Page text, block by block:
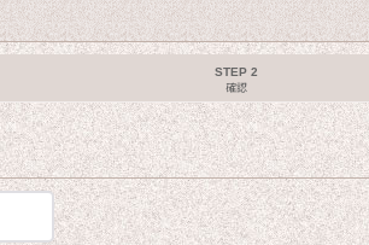
STEP 2
確認